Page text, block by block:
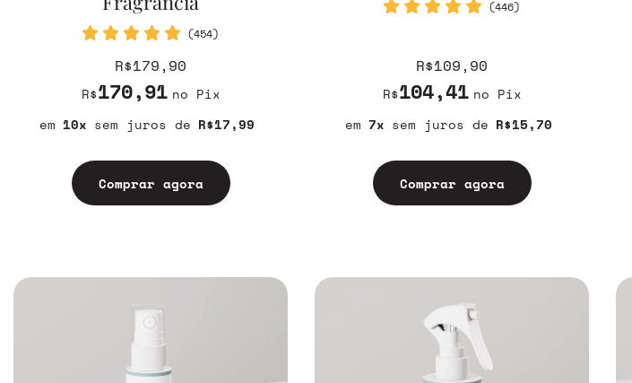
(454)
R$179,90
R$170,91 no Pix
10
R$17,99
sem juros
Comprar agora
(446)
R$109,90
R$104,41 no Pix
7
R$15,70
sem juros
Comprar agora